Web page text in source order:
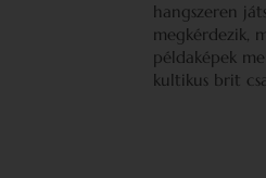
hangszeren
megkérdezik,
példaképek
kultikus brit